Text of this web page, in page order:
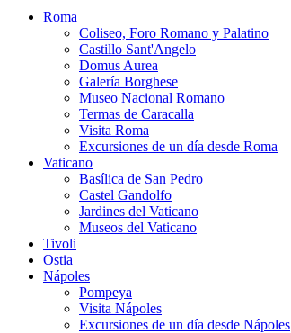
Roma
Coliseo, Foro Romano y Palatino
Castillo Sant'Angelo
Domus Aurea
Galería Borghese
Museo Nacional Romano
Termas de Caracalla
Visita Roma
Excursiones de un día desde Roma
Vaticano
Basílica de San Pedro
Castel Gandolfo
Jardines del Vaticano
Museos del Vaticano
Tivoli
Ostia
Nápoles
Pompeya
Visita Nápoles
Excursiones de un día desde Nápoles